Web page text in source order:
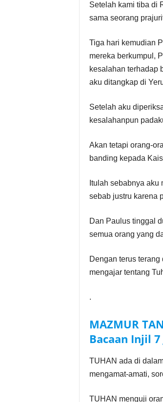
Setelah kami tiba di
sama seorang
Tiga hari kemudian
mereka berkumpul,
kesalahan terhadap
aku ditangkap di
Setelah aku
kesalahanpun
Akan tetapi orang-
banding kepada
Itulah sebabnya
sebab justru karena
Dan Paulus tinggal
semua orang yang
Dengan terus
mengajar tentang
.
MAZMUR
Bacaan Injil
TUHAN ada di
mengamat-amati,
TUHAN menguji